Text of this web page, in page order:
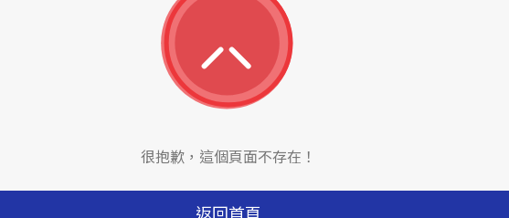
很抱歉，這個頁面不存在！
返回首頁